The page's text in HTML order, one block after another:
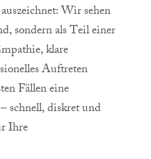
auszeichnet: Wir sehen
sondern als Teil einer
klare
Auftreten
Fällen eine
schnell, diskret und
Ihre